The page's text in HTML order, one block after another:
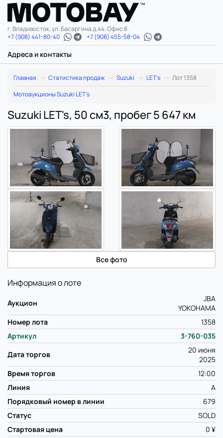
г. Владивосток, ул. Басаргина д.44. Офис 8.
+7 (908) 441-80-40
+7 (908) 455-58-04
Адреса и контакты
Главная Статистика продаж Suzuki LET's
Лот 1358
Мотоаукционы Suzuki LET's
Suzuki LET's, 50 см3, пробег 5 647 км
Все фото
Информация о лоте
Аукцион
JBA
YOKOHAMA
Номер лота
1358
Артикул
3-760-035
Дата торгов
20 июня
2025
Время торгов
12:00
Линия
A
Порядковый номер в линии
679
Статус
SOLD
Стартовая цена
0 ¥